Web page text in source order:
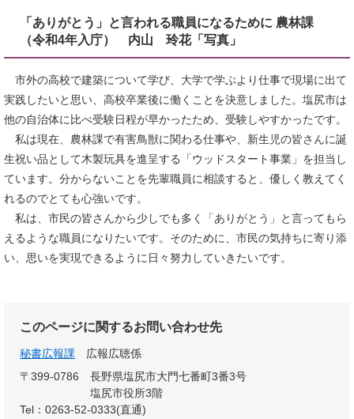
「ありがとう」と言われる職員になるために 農林課
（令和4年入庁） 内山 玲花「写真」
市外の高校で建築について学び、大学で学ぶより仕事で現場に出て
実践したいと思い、高校卒業後に働くことを決意しました。塩尻市は
他の自治体に比べ受験日程が早かったため、受験しやすかったです。
私は現在、農林課で有害鳥獣に関わる仕事や、新生児の皆さんに誕
生祝い品として木製玩具を進呈する「ウッドスタート事業」を担当し
ています。分からないことを先輩職員に相談すると、優しく教えてく
れるのでとても心強いです。
私は、市民の皆さんから少しでも多く「ありがとう」と言ってもら
えるような職員になりたいです。そのために、市民の気持ちに寄り添
い、思いを実現できるように日々努力していきたいです。
このページに関するお問い合わせ先
秘書広報課
広報広聴係
〒399-0786
長野県塩尻市大門七番町3番3号
塩尻市役所3階
Tel：0263-52-0333(直通)